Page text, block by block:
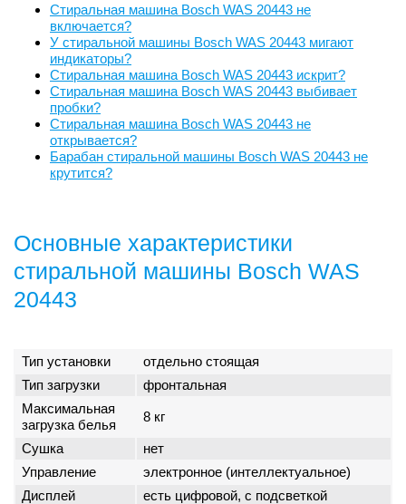
Стиральная машина Bosch WAS 20443 не
включается?
У стиральной машины Bosch WAS 20443 мигают
индикаторы?
Стиральная машина Bosch WAS 20443 искрит?
Стиральная машина Bosch WAS 20443 выбивает
пробки?
Стиральная машина Bosch WAS 20443 не
открывается?
Барабан стиральной машины Bosch WAS 20443 не
крутится?
Основные характеристики
стиральной машины Bosch WAS
20443
Тип установки
отдельно стоящая
Тип загрузки
фронтальная
Максимальная
загрузка белья
8 кг
Сушка
нет
Управление
электронное (интеллектуальное)
Дисплей
есть цифровой, с подсветкой